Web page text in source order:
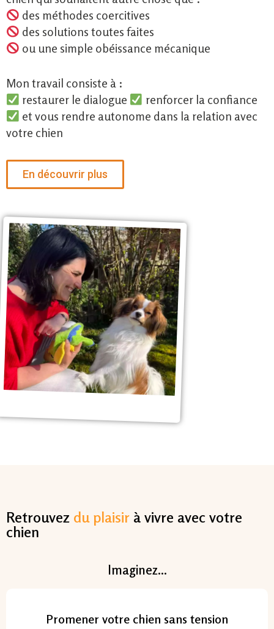
des méthodes coercitives
des solutions toutes faites
ou une simple obéissance mécanique
Mon travail consiste à :
restaurer le dialogue
renforcer la confiance
et vous rendre autonome dans la relation avec
votre chien
En découvrir plus
Retrouvez du plaisir à vivre avec votre
chien
Imaginez...
Promener votre chien sans tension